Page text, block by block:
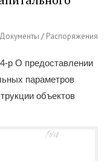
Документы / Распоряжения
р О предоставлении
параметров
объектов